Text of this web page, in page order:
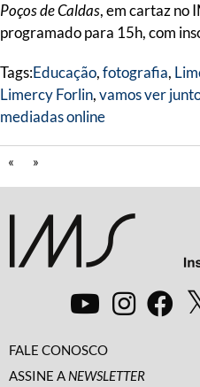
Poços de Caldas, em cartaz no
programado para 15h, com
Tags:Educação,fotografia,
Limercy Forlin,vamos ver
mediadas online
« »
FALE CONOSCO
ASSINE A NEWSLETTER